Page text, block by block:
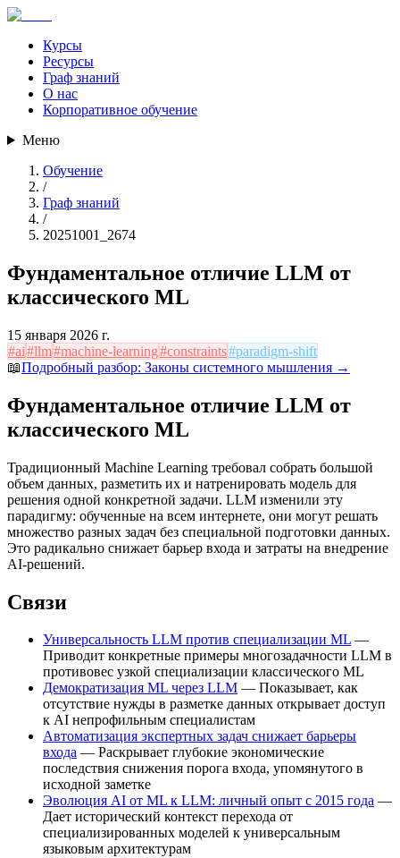
Курсы
Ресурсы
Граф знаний
О нас
Корпоративное обучение
Меню
Обучение
/
Граф знаний
/
20251001_2674
Фундаментальное отличие LLM от
классического ML
15 января 2026 г.
#ai#llm#machine-learning#constraints#paradigm-shift
📖Подробный разбор: Законы системного мышления →
Фундаментальное отличие LLM от
классического ML
Традиционный Machine Learning требовал собрать большой
объем данных, разметить их и натренировать модель для
решения одной конкретной задачи. LLM изменили эту
парадигму: обученные на всем интернете, они могут решать
множество разных задач без специальной подготовки данных.
Это радикально снижает барьер входа и затраты на внедрение
AI-решений.
Связи
Универсальность LLM против специализации ML —
Приводит конкретные примеры многозадачности LLM в
противовес узкой специализации классического ML
Демократизация ML через LLM — Показывает, как
отсутствие нужды в разметке данных открывает доступ
к AI непрофильным специалистам
Автоматизация экспертных задач снижает барьеры
входа — Раскрывает глубокие экономические
последствия снижения порога входа, упомянутого в
исходной заметке
Эволюция AI от ML к LLM: личный опыт с 2015 года —
Дает исторический контекст перехода от
специализированных моделей к универсальным
языковым архитектурам